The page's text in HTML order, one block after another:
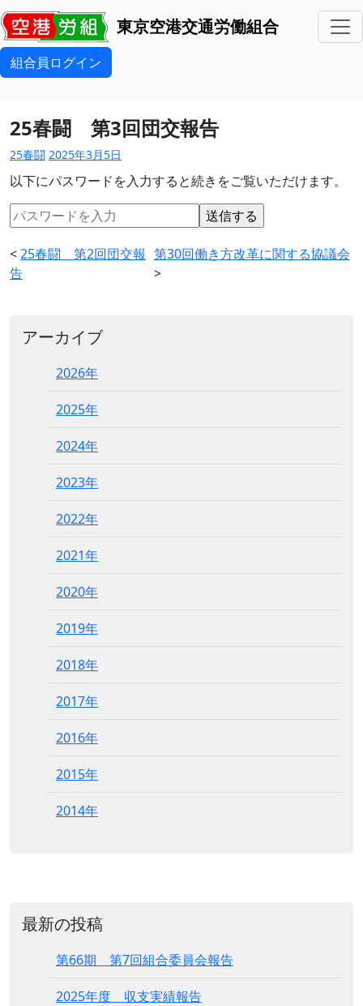
東京空港交通労働組合
組合員ログイン
アーカイブ
2026年
2025年
2024年
2023年
2022年
2021年
2020年
2019年
2018年
2017年
2016年
2015年
2014年
25春闘 第3回団交報告
25春闘 2025年3月5日
以下にパスワードを入力すると続きをご覧いただけます。
<25春闘 第2回団交報
告
第30回働き方改革に関する協議会
>
最新の投稿
第66期 第7回組合委員会報告
2025年度 収支実績報告